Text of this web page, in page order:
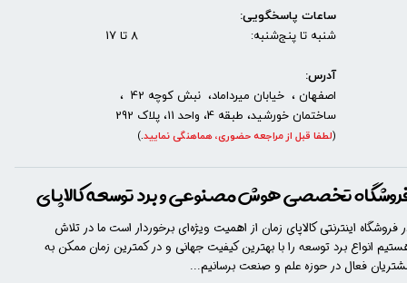
تخصصی هوش مصنوعی و برد توسعه کالاپای
فروشگاه اینترنتی کالاپای زمان از اهمیت ویژه‌ای برخوردار است ما در تلاش
انواع برد توسعه را با​​​ بهترین کیفیت جهانی و در کمترین زمان ممکن به
فعال در حوزه علم و صنعت برسانیم...
ساعات پاسخگویی:
شنبه تا پنج‌شنبه: 8 تا 17
آدرس:
اصفهان ، خیابان میرداماد، نبش کوچه 42 ،
ساختمان خورشید، طبقه 4، واحد 11، پلاک 292
(لطفا قبل از مراجعه حضوری، هماهنگی نمایید.
)